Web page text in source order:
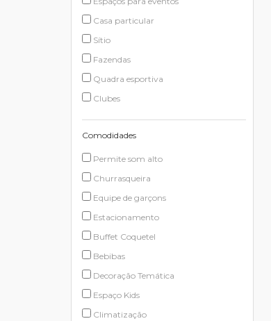
Casa particular
Sítio
Fazendas
Quadra esportiva
Clubes
Comodidades
Permite som alto
Churrasqueira
Equipe de garçons
Estacionamento
Buffet Coquetel
Bebibas
Decoração Temática
Espaço Kids
Climatização